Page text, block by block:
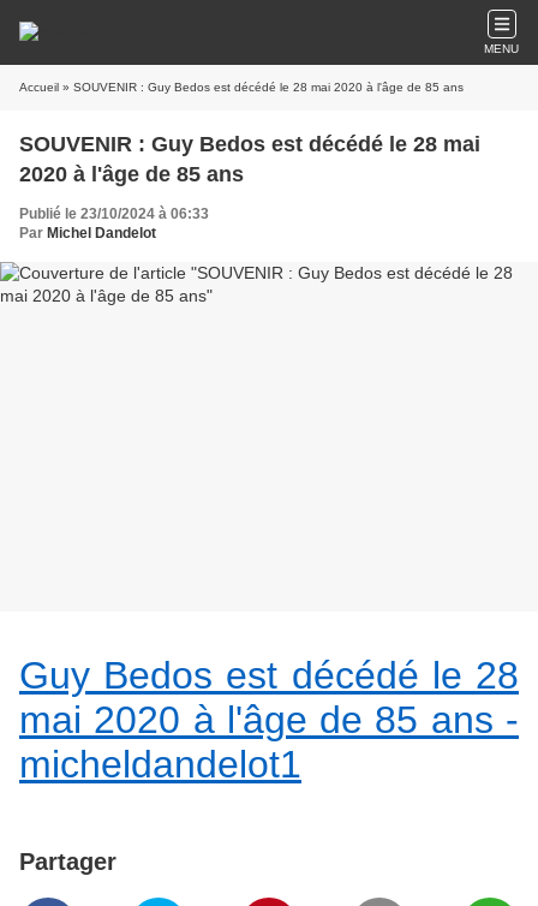
MENU
Accueil » SOUVENIR : Guy Bedos est décédé le 28 mai 2020 à l'âge de 85 ans
SOUVENIR : Guy Bedos est décédé le 28 mai
2020 à l'âge de 85 ans
Publié le 23/10/2024 à 06:33
Par Michel Dandelot
Guy Bedos est décédé le 28
mai 2020 à l'âge de 85 ans -
micheldandelot1
Partager